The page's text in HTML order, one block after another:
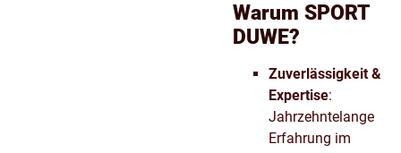
Warum SPORT
DUWE?
Zuverlässigkeit &
Expertise:
Jahrzehntelange
Erfahrung im